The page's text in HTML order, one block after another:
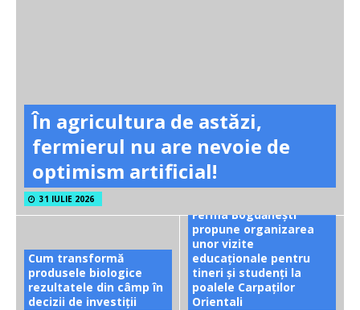
În agricultura de astăzi,
fermierul nu are nevoie de
optimism artificial!
31 IULIE 2026
Cum transformă
produsele biologice
rezultatele din câmp în
decizii de investiții
Ferma Bogdănești
propune organizarea
unor vizite
educaționale pentru
tineri și studenți la
poalele Carpaților
Orientali